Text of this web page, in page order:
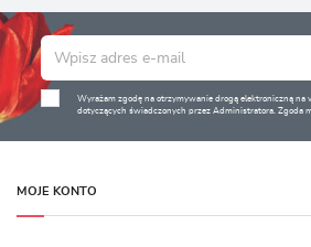
Wyrażam zgodę na otrzymywanie drogą elektroniczną na
dotyczących świadczonych przez Administratora. Zgoda
MOJE KONTO